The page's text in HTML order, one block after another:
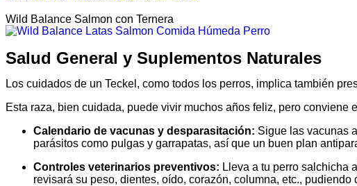
Wild Balance Salmon con Ternera
Salud General y Suplementos Naturales
Los cuidados de un Teckel, como todos los perros, implica también
Esta raza, bien cuidada, puede vivir muchos años feliz, pero conviene
Calendario de vacunas y desparasitación: Sigue las vacunas
parásitos como pulgas y garrapatas, así que un buen plan
Controles veterinarios preventivos: Lleva a tu perro salchicha
revisará su peso, dientes, oído, corazón, columna, etc.,